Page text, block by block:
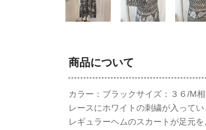
商品について
カラー：ブラックサイズ：３６/M
レースにホワイトの刺繍が入って
レギュラーヘムのスカートが足元